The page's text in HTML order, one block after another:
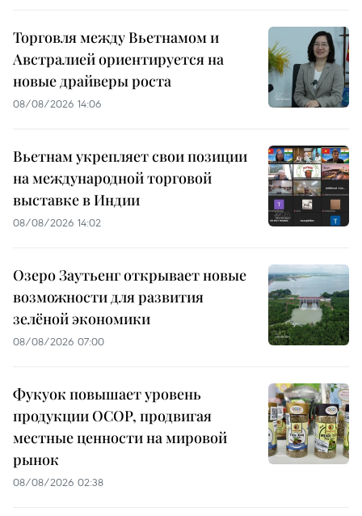
Торговля между Вьетнамом и
Австралией ориентируется на
новые драйверы роста
08/08/2026 14:06
Вьетнам укрепляет свои позиции
на международной торговой
выставке в Индии
08/08/2026 14:02
Озеро Заутьенг открывает новые
возможности для развития
зелёной экономики
08/08/2026 07:00
Фукуок повышает уровень
продукции OCOP, продвигая
местные ценности на мировой
рынок
08/08/2026 02:38